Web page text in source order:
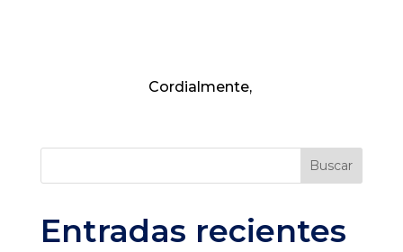
Cordialmente,
Buscar
Entradas recientes